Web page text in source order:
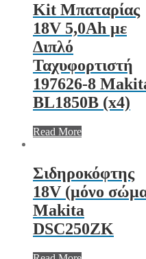
Kit Μπαταρίας
18V 5,0Ah με
Διπλό
Ταχυφορτιστή
197626-8
BL1850B (x4)
Read More
Σιδηροκόφτης
18V (μόνο
Makita
DSC250ZK